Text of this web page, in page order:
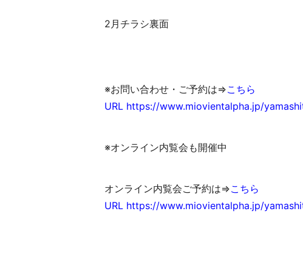
2月チラシ裏面
※お問い合わせ・ご予約は⇒こちら
URL https://www.miovientalpha.jp/
※オンライン内覧会も開催中
オンライン内覧会ご予約は⇒こちら
URL https://www.miovientalpha.jp/